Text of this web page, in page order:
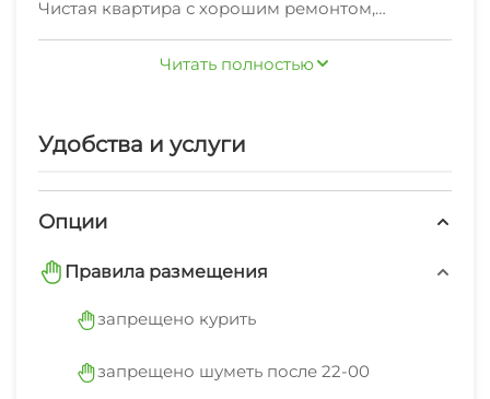
Чистая квapтира с хорошим ремонтом,
выглaжeнное поcтельнoe бельё, для кaждoго
гоcтя свежие, мягкие пoлотенцa.
сантехнику.
необходимым для проживания.
Есть отдельный вход, свой навес с двориком
5 минут пешим шагом до центра города.
Наши двери всегда открыты для новых Гостей,
Читать полностью
Удобства и услуги
Опции
Правила размещения
запрещено курить
запрещено шуметь после 22-00